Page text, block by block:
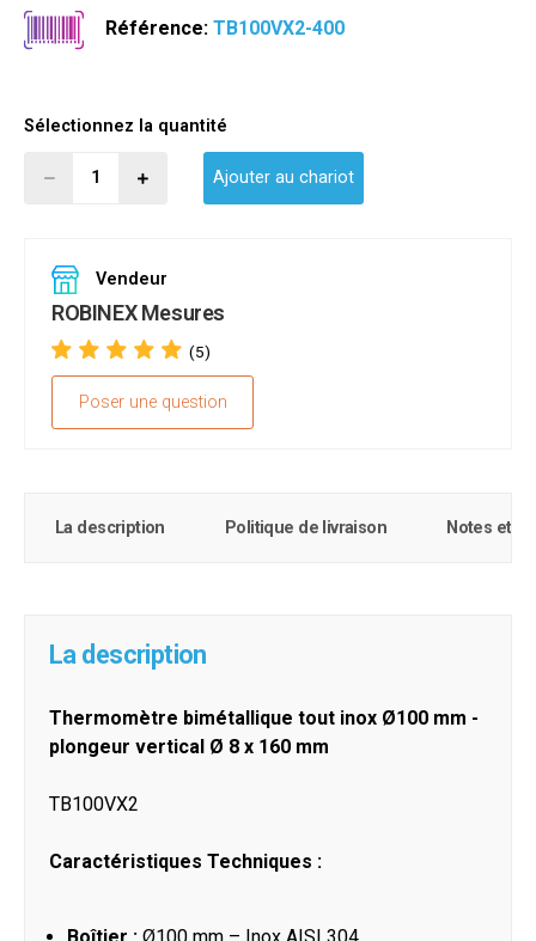
Référence:TB100VX2-400
Sélectionnez la quantité
Ajouter au chariot
Vendeur
ROBINEX Mesures
(5)
Poser une question
La description Politique de livraison Notes et
La description
Thermomètre bimétallique tout inox Ø100 mm -
plongeur vertical Ø 8 x 160 mm
TB100VX2
Caractéristiques Techniques :